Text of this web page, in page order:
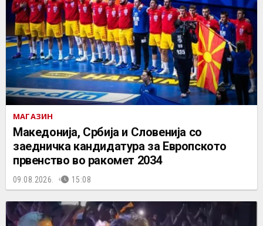
МАГАЗИН
Македонија, Србија и Словенија со
заедничка кандидатура за Европското
првенство во ракомет 2034
09.08.2026. 15:08